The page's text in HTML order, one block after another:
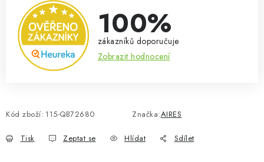
100%
zákazníků doporučuje
Zobrazit hodnocení
Kód zboží: 115-QB72680 Značka:AIRES
Tisk Zeptat se Hlídat Sdílet